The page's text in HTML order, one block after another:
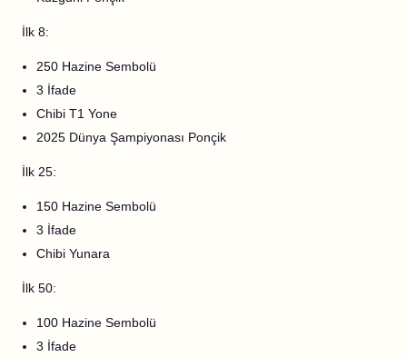
İlk 8:
250 Hazine Sembolü
3 İfade
Chibi T1 Yone
2025 Dünya Şampiyonası Ponçik
İlk 25:
150 Hazine Sembolü
3 İfade
Chibi Yunara
İlk 50:
100 Hazine Sembolü
3 İfade